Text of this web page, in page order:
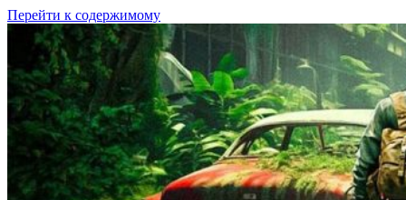
Перейти к содержимому